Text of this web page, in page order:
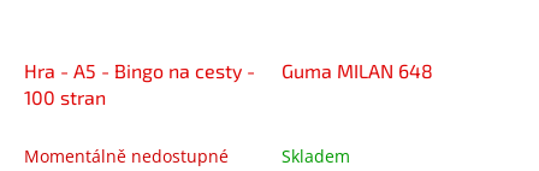
Hra - A5 - Bingo na cesty -
100 stran
Momentálně nedostupné
Guma MILAN 648
Skladem